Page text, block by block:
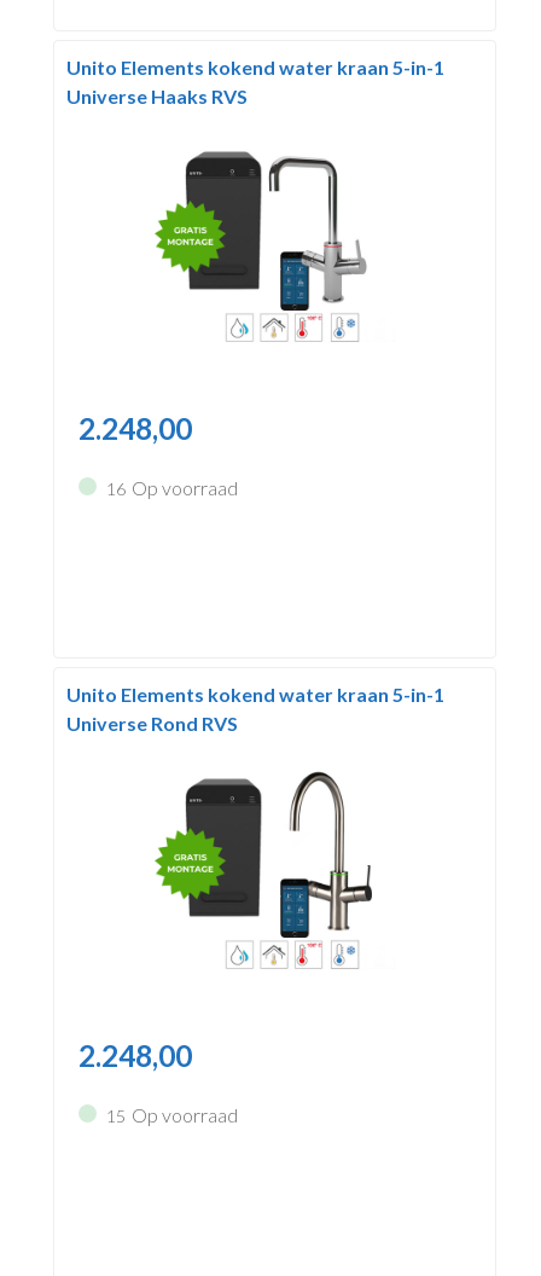
Unito Elements kokend water kraan 5-in-1
Universe Haaks RVS
2.248,00
16 Op voorraad
Unito Elements kokend water kraan 5-in-1
Universe Rond RVS
2.248,00
15 Op voorraad